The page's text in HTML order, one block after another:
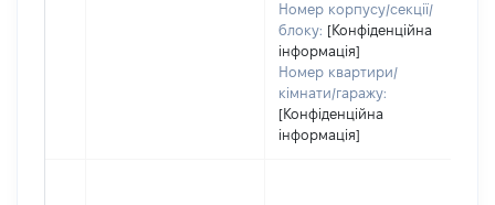
Номер корпусу/секції/
блоку: [Конфіденційна
інформація]
Номер квартири/
кімнати/гаражу:
[Конфіденційна
інформація]